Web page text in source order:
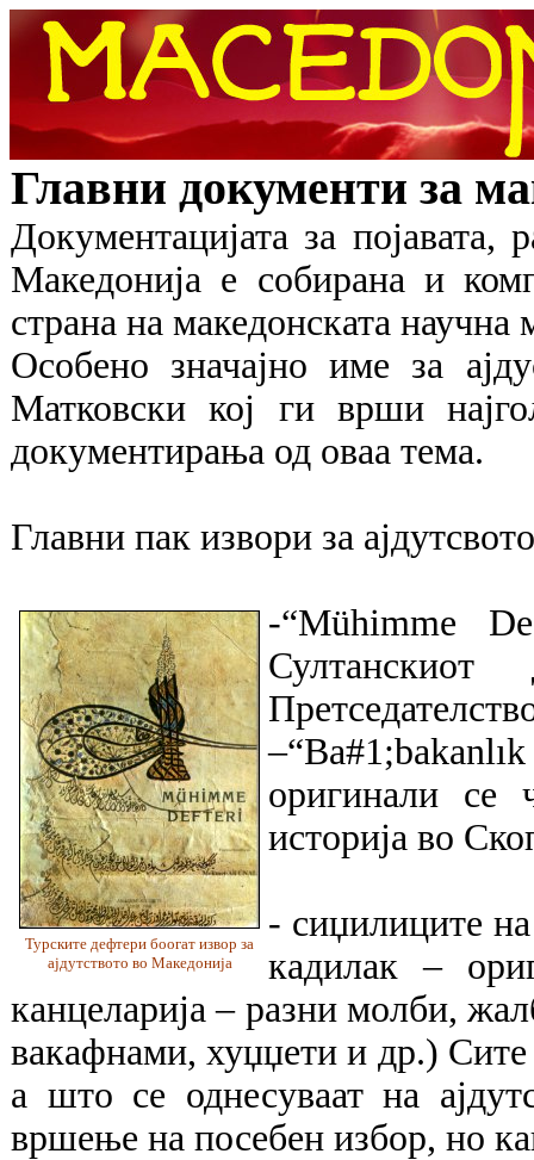
Главни документи за
Документацијата за појавата,
Македонија е собирана и
страна на македонската
Особено значајно име за
Матковски кој ги врши
документирања од оваа тема.
Главни пак извори за
Турските дефтери боогат извор за
ајдутството во Македонија
-“Mühimme
оригинали се
историја во
- сиџилиците
кадилак –
канцеларија – разни молби,
вакафнами, хуџџети и др.)
а што се однесуваат на
вршење на посебен избор, но